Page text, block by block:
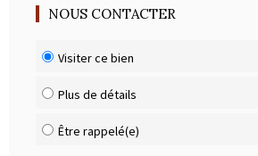
NOUS CONTACTER
Visiter ce bien
Plus de détails
Être rappelé(e)